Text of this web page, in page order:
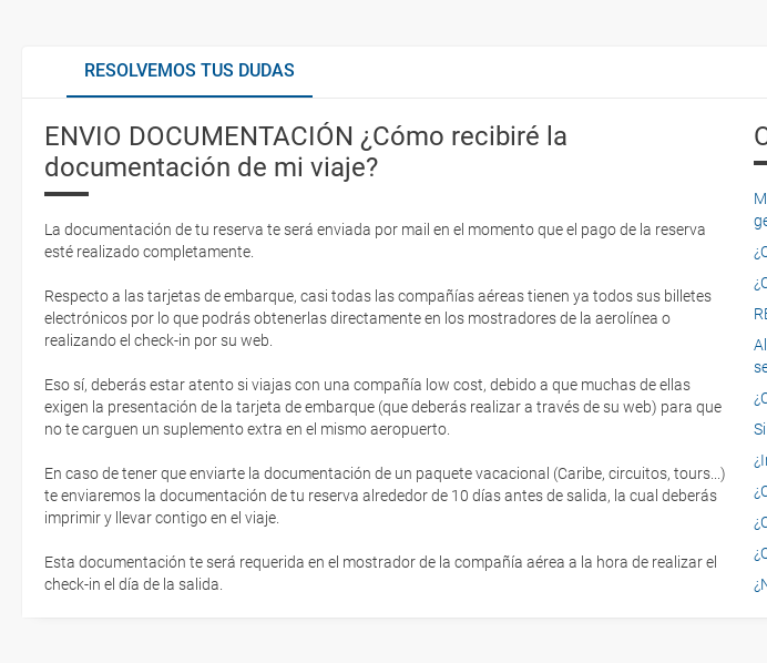
RESOLVEMOS TUS DUDAS
ENVIO DOCUMENTACIÓN ¿Cómo recibiré la
documentación de mi viaje?
La documentación de tu reserva te será enviada por mail en el momento que el pago de la reserva
esté realizado completamente.
Respecto a las tarjetas de embarque, casi todas las compañías aéreas tienen ya todos sus billetes
electrónicos por lo que podrás obtenerlas directamente en los mostradores de la aerolínea o
realizando el check-in por su web.
Eso sí, deberás estar atento si viajas con una compañía low cost, debido a que muchas de ellas
exigen la presentación de la tarjeta de embarque (que deberás realizar a través de su web) para que
no te carguen un suplemento extra en el mismo aeropuerto.
En caso de tener que enviarte la documentación de un paquete vacacional (Caribe, circuitos, tours...)
te enviaremos la documentación de tu reserva alrededor de 10 días antes de salida, la cual deberás
imprimir y llevar contigo en el viaje.
Esta documentación te será requerida en el mostrador de la compañía aérea a la hora de realizar el
check-in el día de la salida.